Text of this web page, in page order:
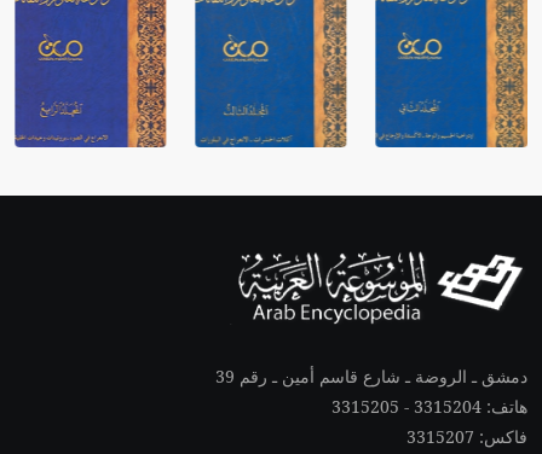
دمشق ـ الروضة ـ شارع قاسم أمين ـ رقم 39
هاتف: 3315204 - 3315205
فاكس: 3315207